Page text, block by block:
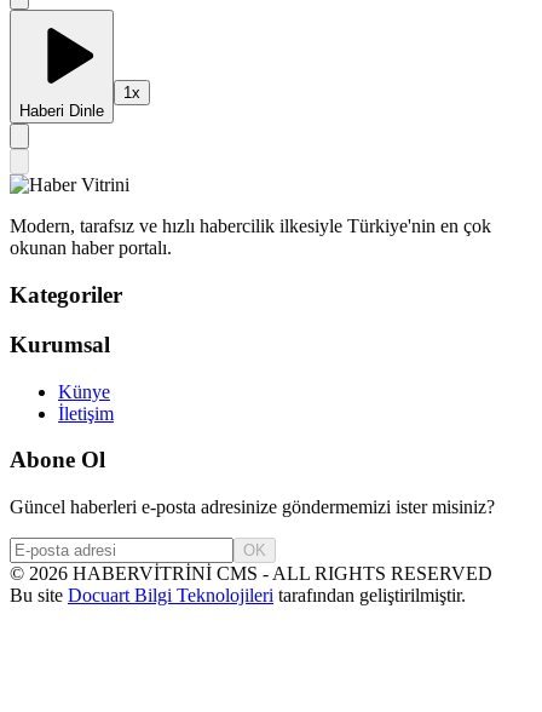
Haberi Dinle
1x
Modern, tarafsız ve hızlı habercilik ilkesiyle Türkiye'nin en çok
okunan haber portalı.
Kategoriler
Kurumsal
Künye
İletişim
Abone Ol
Güncel haberleri e-posta adresinize göndermemizi ister misiniz?
OK
© 2026 HABERVİTRİNİ CMS - ALL RIGHTS RESERVED
Bu site Docuart Bilgi Teknolojileri tarafından geliştirilmiştir.